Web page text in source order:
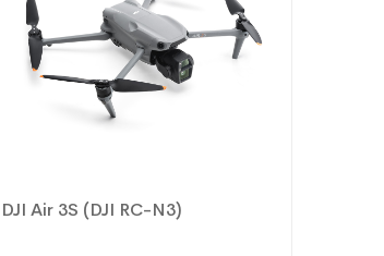
DJI Air 3S (DJI RC-N3)